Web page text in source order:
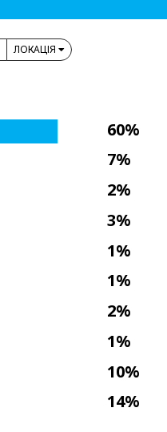
ЛОКАЦІЯ
60%
7%
2%
3%
1%
1%
2%
1%
10%
14%